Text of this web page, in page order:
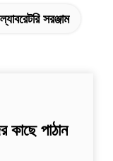
সরঞ্জাম
কাছে পাঠান